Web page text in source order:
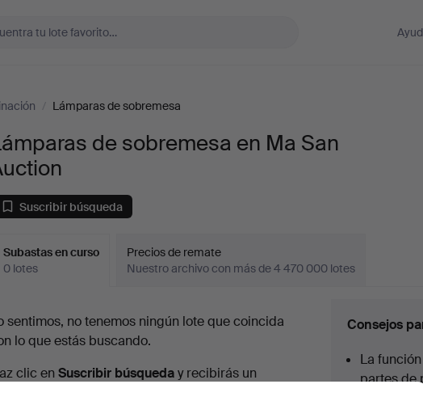
/ Lámparas de sobremesa
de sobremesa en Ma San
Suscribir búsqueda
Subastas en curso
0 lotes
Precios de remate
Nuestro archivo con más de 4 470 000 lotes
sentimos, no tenemos ningún lote que coincida
lo que estás buscando.
clic enSuscribir búsqueday recibirás un
Consejos
La
partes de